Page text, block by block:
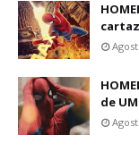
cartaz
de